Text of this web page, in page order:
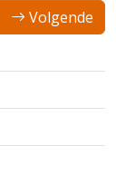
Volgende